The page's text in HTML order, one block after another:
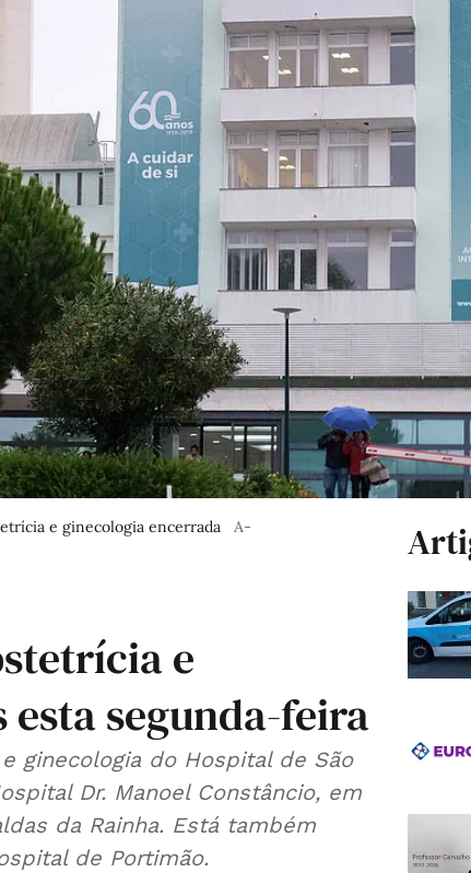
e ginecologia encerrada
A-
e
segunda-feira
ginecologia do Hospital de São
Dr. Manoel Constâncio, em
da Rainha. Está também
de Portimão.